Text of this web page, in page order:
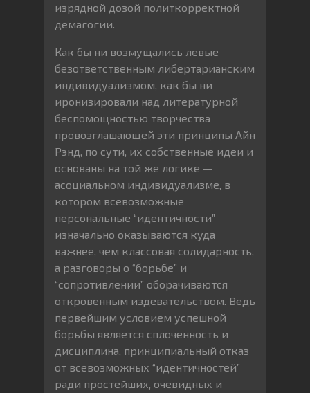
изрядной дозой политкорректной
демагогии.
Как бы ни возмущались левые
безответственным либертарианским
индивидуализмом, как бы ни
иронизировали над литературной
беспомощностью творчества
провозглашающей эти принципы Айн
Рэнд, по сути, их собственные идеи и
основаны на той же логике —
асоциальном индивидуализме, в
котором всевозможные
персональные “идентичности”
изначально оказываются куда
важнее, чем классовая солидарность,
а разговоры о “борьбе” и
“сопротивлении” оборачиваются
откровенным издевательством. Ведь
первейшим условием успешной
борьбы является сплоченность и
дисциплина, принципиальный отказ
от всевозможных “идентичностей”
ради простейших, очевидных и